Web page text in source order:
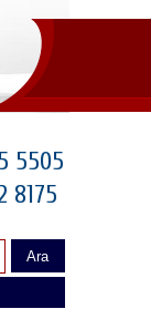
5505
8175
Ara